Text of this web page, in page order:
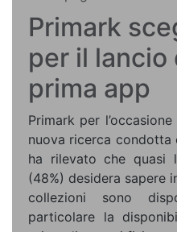
Primark
per il lancio
prima app
Primark per
nuova ricerca condotta
ha rilevato che quasi
(48%) desidera sapere
collezioni sono
particolare la